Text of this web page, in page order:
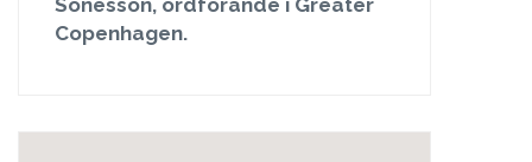
Sonesson, ordförande i Greater
Copenhagen.